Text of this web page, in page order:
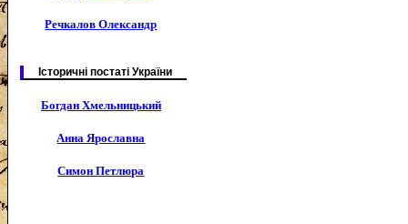
Речкалов Олександр
Історичні постаті України
Богдан Хмельницький
Анна Ярославна
Симон Петлюра